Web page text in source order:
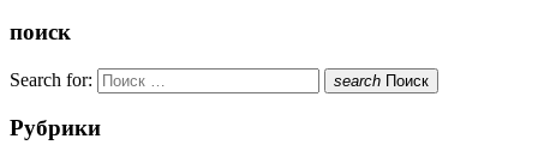
поиск
Search for: search Поиск
Рубрики